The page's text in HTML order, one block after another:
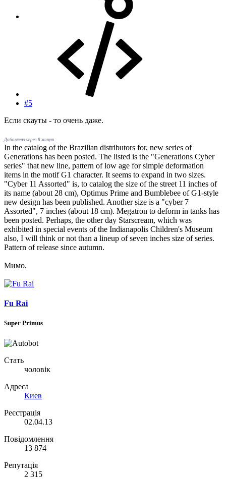
#5
Если скауты - то очень даже.
Добавлено через 8 минут
In the catalog of the Brazilian distributors for, new series of
Generations has been posted. The listed is the "Generations Cyber ​​
series" that new line, pattern of low age for simple deformation
items in the motif G1 character. It seems to expand in two sizes.
"Cyber ​​11 Assorted" is, to catalog the size of the street 11 inches of
its name (about 28 cm), Optimus Prime and Bumblebee of G1-style
new design has been published. Another size is a "cyber 7
Assorted", 7 inches (about 18 cm). Megatron to deform in tanks has
been posted. Perhaps, the other day Starscream, which was
exhibited in special events of the Indianapolis Children's Museum
also, I will think or not than a lineup of seven inches size of series.
Pattern of release since autumn.
Мимо.
Fu Rai
Super Primus
Стать
чоловік
Адреса
Киев
Реєстрація
02.04.13
Повідомлення
13 874
Репутація
2 315